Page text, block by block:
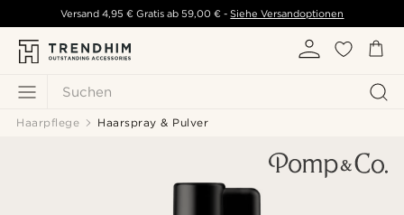
Suchen
Versand 4,95 € Gratis ab59,00 € - Siehe Versandoptionen
Haarpflege Haarspray & Pulver